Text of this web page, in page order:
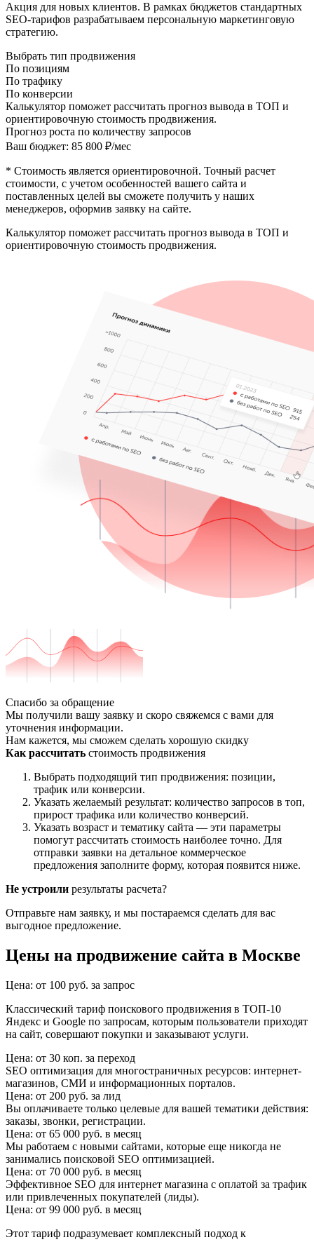
Акция для новых клиентов. В рамках бюджетов стандартных
SEO-тарифов разрабатываем персональную маркетинговую
стратегию.
Выбрать тип продвижения
По позициям
По трафику
По конверсии
Калькулятор поможет рассчитать прогноз вывода в ТОП и
ориентировочную стоимость продвижения.
Прогноз роста по количеству запросов
Ваш бюджет: 85 800 ₽/мес
* Стоимость является ориентировочной. Точный расчет
стоимости, с учетом особенностей вашего сайта и
поставленных целей вы сможете получить у наших
менеджеров, оформив заявку на сайте.
Калькулятор поможет рассчитать прогноз вывода в ТОП и
ориентировочную стоимость продвижения.
Спасибо за обращение
Мы получили вашу заявку и скоро свяжемся с вами для
уточнения информации.
Нам кажется, мы сможем сделать хорошую скидку
Как рассчитать стоимость продвижения
Выбрать подходящий тип продвижения: позиции,
трафик или конверсии.
Указать желаемый результат: количество запросов в топ,
прирост трафика или количество конверсий.
Указать возраст и тематику сайта — эти параметры
помогут рассчитать стоимость наиболее точно. Для
отправки заявки на детальное коммерческое
предложения заполните форму, которая появится ниже.
Не устроили результаты расчета?
Отправьте нам заявку, и мы постараемся сделать для вас
выгодное предложение.
Цены на продвижение сайта в Москве
Цена: от 100 руб. за запрос
Классический тариф поискового продвижения в ТОП-10
Яндекс и Google по запросам, которым пользователи приходят
на сайт, совершают покупки и заказывают услуги.
Цена: от 30 коп. за переход
SEO оптимизация для многостраничных ресурсов: интернет-
магазинов, СМИ и информационных порталов.
Цена: от 200 руб. за лид
Вы оплачиваете только целевые для вашей тематики действия:
заказы, звонки, регистрации.
Цена: от 65 000 руб. в месяц
Мы работаем с новыми сайтами, которые еще никогда не
занимались поисковой SEO оптимизацией.
Цена: от 70 000 руб. в месяц
Эффективное SEO для интернет магазина с оплатой за трафик
или привлеченных покупателей (лиды).
Цена: от 99 000 руб. в месяц
Этот тариф подразумевает комплексный подход к